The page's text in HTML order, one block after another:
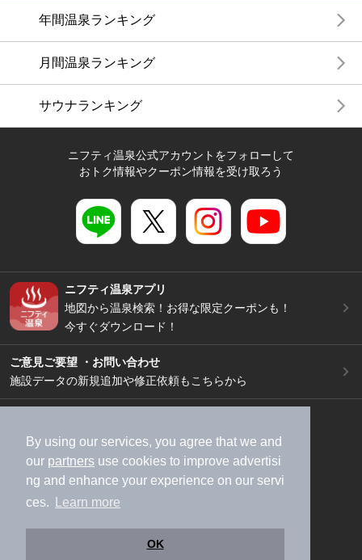
By using our services, you agree that we and
our partners use cookies to improve advertisi
ng and enhance your experience on our servi
ces.
Learn more
OK
年間温泉ランキング
月間温泉ランキング
サウナランキング
ニフティ温泉公式アカウントをフォローして
おトク情報やクーポン情報を受け取ろう
ニフティ温泉アプリ
地図から温泉検索！お得な限定クーポンも！
今すぐダウンロード！
ご意見ご要望 ・お問い合わせ
施設データの新規追加や修正依頼もこちらから
加盟店募集（資料請求）
広告出稿のご案内
利用規約
ライフスタイルMEMBERS+規約
特定商取引法に基づく表記
ヘルプ
採用情報
運営会社